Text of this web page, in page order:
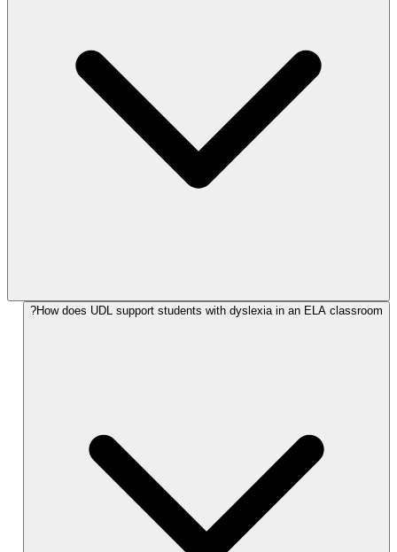
How does UDL support students with dyslexia in an ELA classroom?